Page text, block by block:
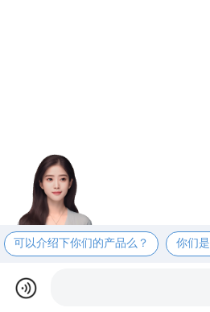
可以介绍下你们的产品么？ 你们